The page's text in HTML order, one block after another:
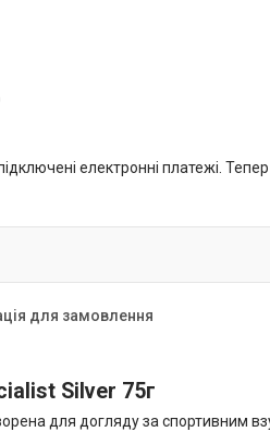
електронні платежі.
для замовлення
Silver 75г
для догляду за спортивним